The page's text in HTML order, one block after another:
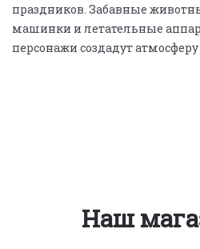
праздников. Забавные
машинки и летательные
персонажи создадут атмосферу
Наш